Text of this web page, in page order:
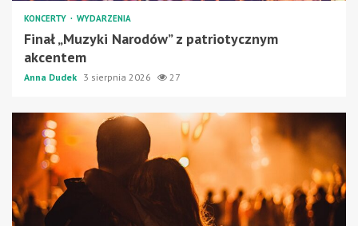
KONCERTY WYDARZENIA
Finał „Muzyki Narodów” z patriotycznym
akcentem
Anna Dudek 3 sierpnia 2026 27